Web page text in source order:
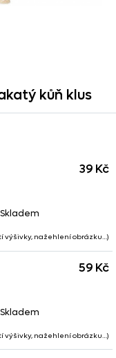
kůň klus
39 Kč
Skladem
výšivky, nažehlení obrázku…)
59 Kč
Skladem
výšivky, nažehlení obrázku…)